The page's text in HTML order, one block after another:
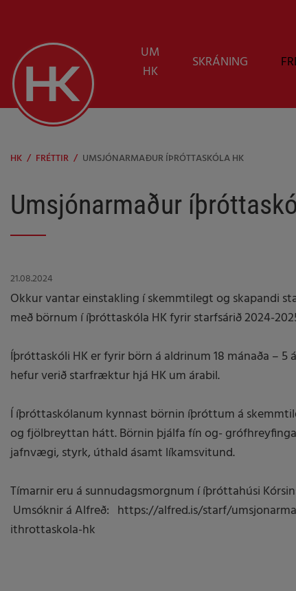
UM
HK
SKRÁNING
HK / FRÉTTIR / UMSJÓNARMAÐUR ÍÞRÓTTASKÓLA HK
Umsjónarmaður
21.08.2024
Okkur vantar einstakling í skemmtilegt og skapandi
með börnum í íþróttaskóla HK fyrir starfsárið 2024-
Íþróttaskóli HK er fyrir börn á aldrinum 18 mánaða – 5
hefur verið starfræktur hjá HK um árabil.
Í íþróttaskólanum kynnast börnin íþróttum á
og fjölbreyttan hátt. Börnin þjálfa fín og-
jafnvægi, styrk, úthald ásamt líkamsvitund.
Tímarnir eru á sunnudagsmorgnum í íþróttahúsi
Umsóknir á Alfreð: https://alfred.is/starf/
ithrottaskola-hk